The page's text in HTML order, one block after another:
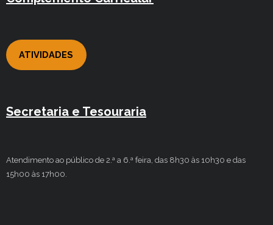
ATIVIDADES
Secretaria e Tesouraria
Atendimento ao público de 2.ª a 6.ª feira, das 8h30 às 10h30 e das
15h00 às 17h00.